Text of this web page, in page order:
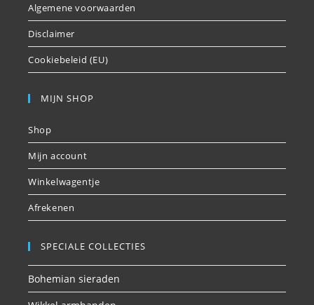
Algemene voorwaarden
Disclaimer
Cookiebeleid (EU)
MIJN SHOP
Shop
Mijn account
Winkelwagentje
Afrekenen
SPECIALE COLLECTIES
Bohemian sieraden